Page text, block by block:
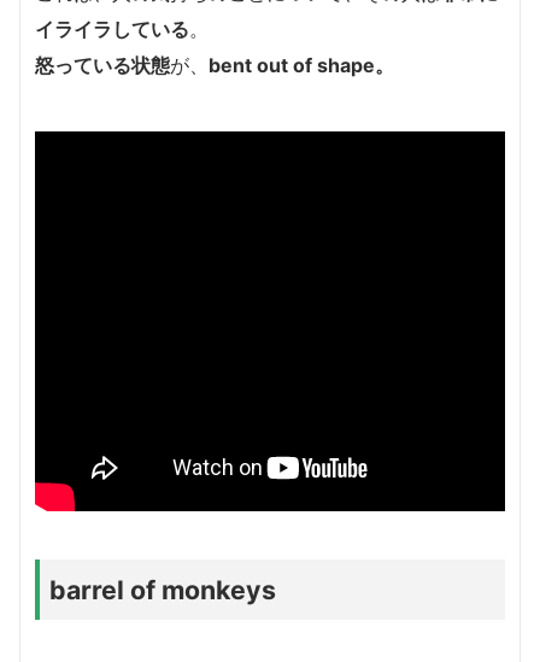
イライラしている。
怒っている状態が、 bent out of shape。
barrel of monkeys